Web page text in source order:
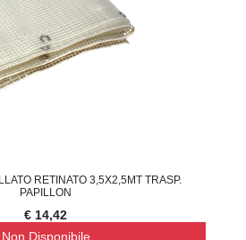
RETINATO 3,5X2,5MT TRASP.
PAPILLON
€ 14,42
Non Disponibile